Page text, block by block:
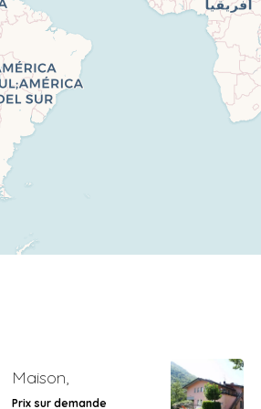
Maison,
Prix sur demande